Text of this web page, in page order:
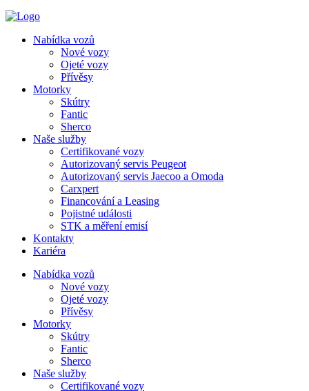
Nabídka vozů
Nové vozy
Ojeté vozy
Přívěsy
Motorky
Skútry
Fantic
Sherco
Naše služby
Certifikované vozy
Autorizovaný servis Peugeot
Autorizovaný servis Jaecoo a Omoda
Carxpert
Financování a Leasing
Pojistné události
STK a měření emisí
Kontakty
Kariéra
Nabídka vozů
Nové vozy
Ojeté vozy
Přívěsy
Motorky
Skútry
Fantic
Sherco
Naše služby
Certifikované vozy